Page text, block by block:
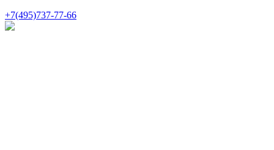
+7(495)737-77-66